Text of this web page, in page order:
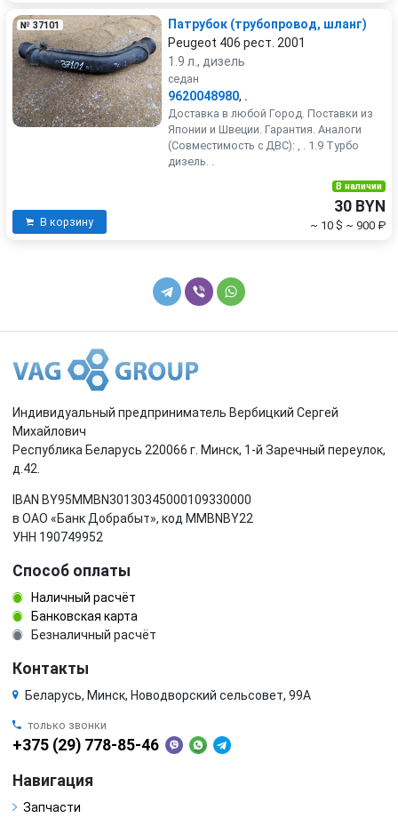
№ 37101
Патрубок (трубопровод, шланг)
Peugeot 406 рест. 2001
1.9 л., дизель
седан
9620048980, .
Доставка в любой Город. Поставки из
Японии и Швеции. Гарантия. Аналоги
(Совместимость с ДВС): , . 1.9 Турбо
дизель. .
В корзину
В наличии
30 BYN
~ 10 $ ~ 900 ₽
Индивидуальный предприниматель Вербицкий Сергей
Михайлович
Республика Беларусь 220066 г. Минск, 1-й Заречный переулок,
д.42.
IBAN BY95MMBN30130345000109330000
в ОАО «Банк Добрабыт», код MMBNBY22
УНН 190749952
Способ оплаты
Наличный расчёт
Банковская карта
Безналичный расчёт
Контакты
Беларусь, Минск, Новодворский сельсовет, 99А
только звонки
+375 (29) 778-85-46
Навигация
Запчасти